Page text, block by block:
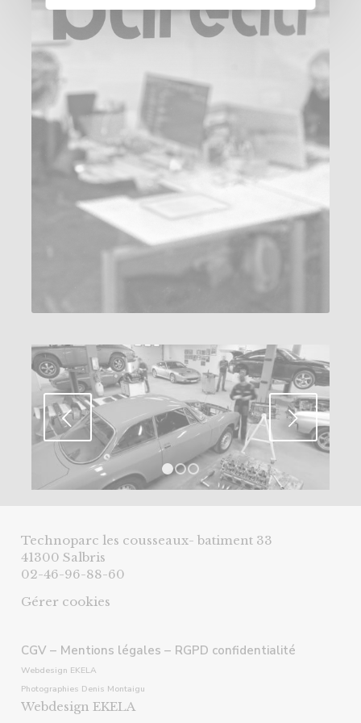
Suivant
1 2 3
CGV – Mentions légales – RGPD confidentialité
Webdesign EKELA
Photographies Denis Montaigu
Webdesign EKELA
Technoparc les cousseaux- batiment 33
41300 Salbris
02-46-96-88-60
Gérer cookies